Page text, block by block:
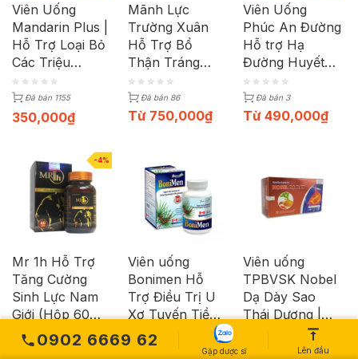
Viên Uống
Mandarin Plus |
Hỗ Trợ Loại Bỏ
Các Triệu
Chứng Nhiệt
Miệng | Hộp 60
Viên
Đã bán 1155
350,000₫
Mãnh Lực
Trường Xuân
Hỗ Trợ Bổ
Thận Tráng
Dương (Lọ 50g)
Đã bán 86
Từ 750,000₫
Viên Uống
Phúc An Đường
Hỗ trợ Hạ
Đường Huyết
(Hộp 50G)
Đã bán 3
Từ490,000₫
-4%
Mr 1h Hỗ Trợ
Tăng Cường
Sinh Lực Nam
Giới (Hộp 60
Viên)
Đã bán 44
Viên uống
Bonimen Hỗ
Trợ Điều Trị U
Xơ Tuyến Tiền
Liệt (30 Viên)
Viên uống
TPBVSK Nobel
Dạ Dày Sao
Thái Dương |
Hộp 3 Vỉ x 15
Viên
0902 6669 62
Gặp dược sĩ Lên đầu